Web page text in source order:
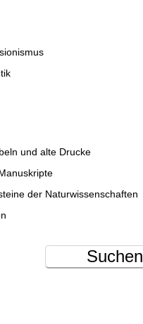
und alte Drucke
der Naturwissenschaften
Suchen